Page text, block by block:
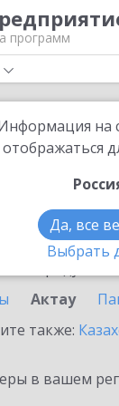
программ
на
отображаться
Да, все
Выбрать
с
продукта.
Актау
также:
в вашем